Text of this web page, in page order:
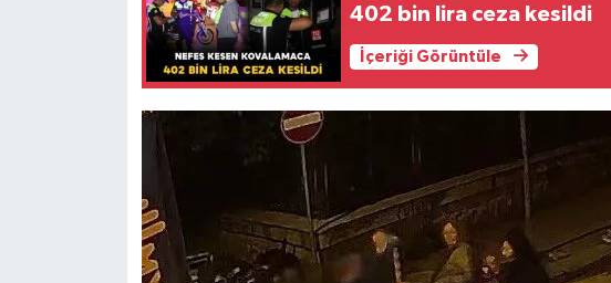
402 bin lira ceza kesildi
İçeriği Görüntüle